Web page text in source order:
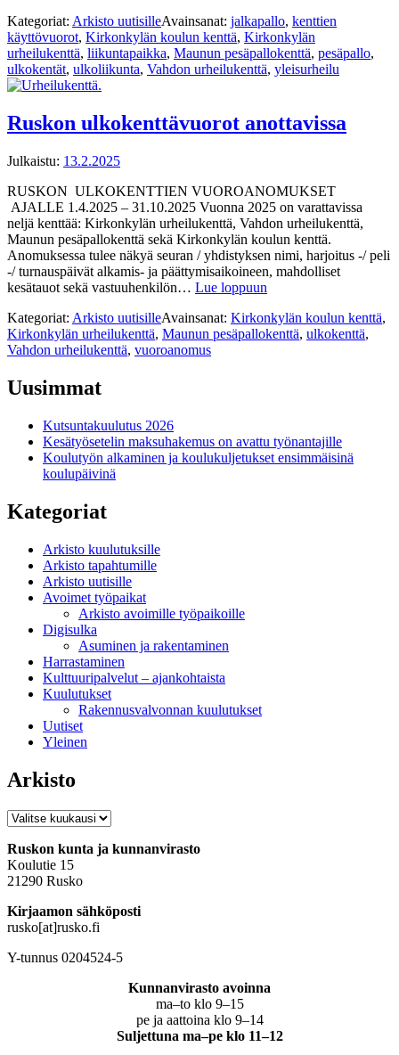
Kategoriat: Arkisto uutisilleAvainsanat: jalkapallo, kenttien
käyttövuorot, Kirkonkylän koulun kenttä, Kirkonkylän
urheilukenttä, liikuntapaikka, Maunun pesäpallokenttä, pesäpallo,
ulkokentät, ulkoliikunta, Vahdon urheilukenttä, yleisurheilu
Ruskon ulkokenttävuorot anottavissa
Julkaistu: 13.2.2025
RUSKON ULKOKENTTIEN VUOROANOMUKSET
AJALLE 1.4.2025 – 31.10.2025 Vuonna 2025 on varattavissa
neljä kenttää: Kirkonkylän urheilukenttä, Vahdon urheilukenttä,
Maunun pesäpallokenttä sekä Kirkonkylän koulun kenttä.
Anomuksessa tulee näkyä seuran / yhdistyksen nimi, harjoitus -/ peli
-/ turnauspäivät alkamis- ja päättymisaikoineen, mahdolliset
kesätauot sekä vastuuhenkilön… Lue loppuun
Kategoriat: Arkisto uutisilleAvainsanat: Kirkonkylän koulun kenttä,
Kirkonkylän urheilukenttä, Maunun pesäpallokenttä, ulkokenttä,
Vahdon urheilukenttä, vuoroanomus
Uusimmat
Kutsuntakuulutus 2026
Kesätyösetelin maksuhakemus on avattu työnantajille
Koulutyön alkaminen ja koulukuljetukset ensimmäisinä
koulupäivinä
Kategoriat
Arkisto kuulutuksille
Arkisto tapahtumille
Arkisto uutisille
Avoimet työpaikat
Arkisto avoimille työpaikoille
Digisulka
Asuminen ja rakentaminen
Harrastaminen
Kulttuuripalvelut – ajankohtaista
Kuulutukset
Rakennusvalvonnan kuulutukset
Uutiset
Yleinen
Arkisto
Arkisto
Ruskon kunta ja kunnanvirasto
Koulutie 15
21290 Rusko
Kirjaamon sähköposti
rusko[at]rusko.fi
Y-tunnus 0204524-5
Kunnanvirasto avoinna
ma–to klo 9–15
pe ja aattoina klo 9–14
Suljettuna ma–pe klo 11–12